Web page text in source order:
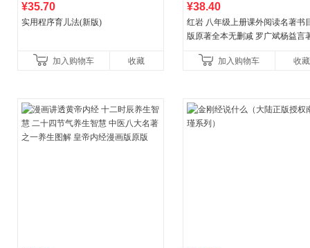
¥35.70
实用程序育儿法(新版)
加入购物车 收藏
¥38.40
红岩 八年级上册课外阅读名著书
版原著全本无删减 罗广斌杨益言
国青年出版社加入购物车 收藏